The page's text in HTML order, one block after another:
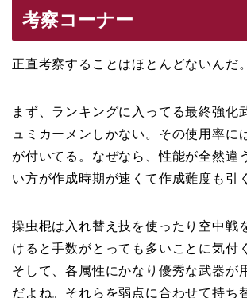
考察コーナー
正直考察することはほとんどないんだ。
まず、ランキングに入ってる最終強化
ュミカーメンしかない。その使用率に
が付いてる。なぜなら、性能が全然違
い方が作成時期が速くて作成難度も引
操虫棍は入れ替え技を使ったり空中戦
けると手数がとっても多いことに気付
そして、各属性にかなり優秀な武器が
だよね。それらを弱点に合わせて持ち